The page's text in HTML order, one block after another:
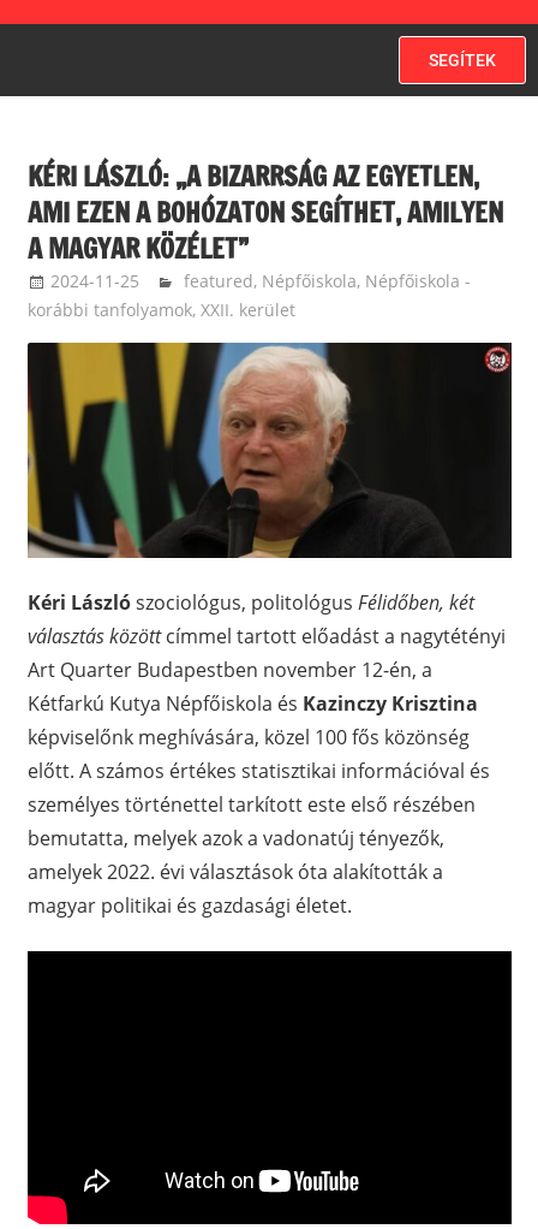
SEGÍTEK
KÉRI LÁSZLÓ: „A BIZARRSÁG AZ EGYETLEN,
AMI EZEN A BOHÓZATON SEGÍTHET, AMILYEN
A MAGYAR KÖZÉLET”
2024-11-25 langdavid
featured, Népfőiskola, Népfőiskola -
korábbi tanfolyamok, XXII. kerület
Kéri Lászlószociológus, politológus Félidőben, két
választás közöttcímmel tartott előadást a nagytétényi
Art Quarter Budapestben november 12-én, a
Kétfarkú Kutya Népfőiskola és Kazinczy Krisztina
képviselőnk meghívására, közel 100 fős közönség
előtt. A számos értékes statisztikai információval és
személyes történettel tarkított este első részében
bemutatta, melyek azok a vadonatúj tényezők,
amelyek 2022. évi választások óta alakították a
magyar politikai és gazdasági életet.